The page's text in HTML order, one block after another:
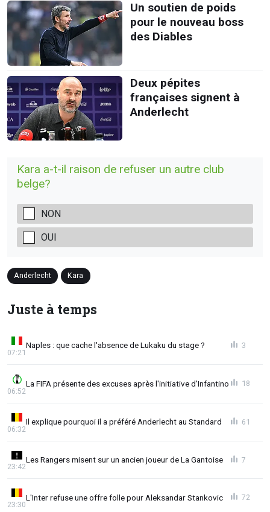
Un soutien de poids
pour le nouveau boss
des Diables
Deux pépites
françaises signent à
Anderlecht
Kara a-t-il raison de refuser un autre club
belge?
NON
OUI
Anderlecht Kara
Juste à temps
Naples : que cache l'absence de Lukaku du stage ?
07:21
3
La FIFA présente des excuses après l'initiative d'Infantino
06:52
18
Il explique pourquoi il a préféré Anderlecht au Standard
06:32
61
Les Rangers misent sur un ancien joueur de La Gantoise
23:42
7
L'Inter refuse une offre folle pour Aleksandar Stankovic
23:30
72